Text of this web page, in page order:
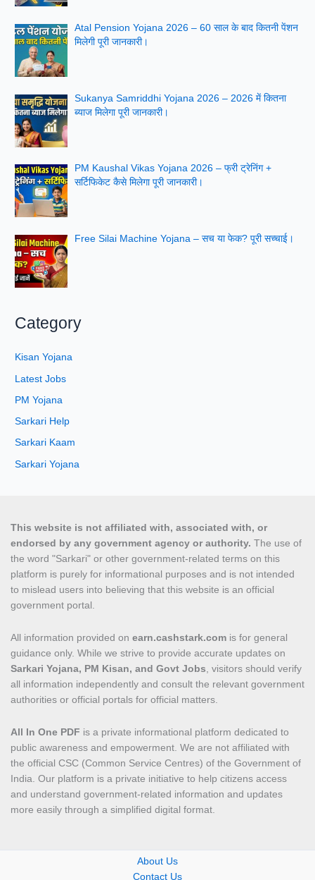
Atal Pension Yojana 2026 – 60 साल के बाद कितनी पेंशन
मिलेगी पूरी जानकारी।
Sukanya Samriddhi Yojana 2026 – 2026 में कितना
ब्याज मिलेगा पूरी जानकारी।
PM Kaushal Vikas Yojana 2026 – फ्री ट्रेनिंग +
सर्टिफिकेट कैसे मिलेगा पूरी जानकारी।
Free Silai Machine Yojana – सच या फेक? पूरी सच्चाई।
Category
Kisan Yojana
Latest Jobs
PM Yojana
Sarkari Help
Sarkari Kaam
Sarkari Yojana
This website is not affiliated with, associated with, or
endorsed by any government agency or authority. The use of
the word "Sarkari" or other government-related terms on this
platform is purely for informational purposes and is not intended
to mislead users into believing that this website is an official
government portal.
All information provided on earn.cashstark.com is for general
guidance only. While we strive to provide accurate updates on
Sarkari Yojana, PM Kisan, and Govt Jobs, visitors should verify
all information independently and consult the relevant government
authorities or official portals for official matters.
All In One PDF is a private informational platform dedicated to
public awareness and empowerment. We are not affiliated with
the official CSC (Common Service Centres) of the Government of
India. Our platform is a private initiative to help citizens access
and understand government-related information and updates
more easily through a simplified digital format.
About Us
Contact Us